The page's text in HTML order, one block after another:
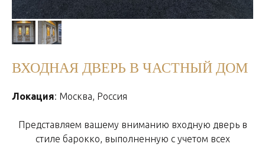
ВХОДНАЯ ДВЕРЬ В ЧАСТНЫЙ ДОМ
Локация: Москва, Россия
Представляем вашему вниманию входную дверь в
стиле барокко, выполненную с учетом всех